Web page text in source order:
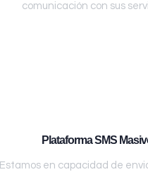
comunicación con sus
Plataforma SMS
Estamos en capacidad de